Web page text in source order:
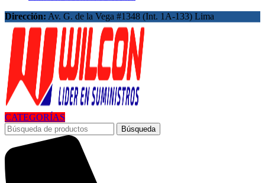
Dirección: Av. G. de la Vega #1348 (Int. 1A-133) Lima
CATEGORÍAS
Búsqueda